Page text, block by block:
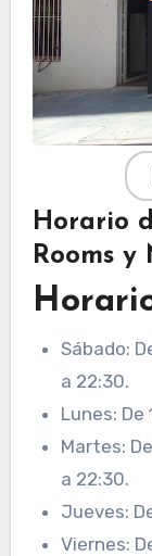
Horario
Rooms y
Sábado:
a 22:30.
Lunes: De
Martes:
a 22:30.
Jueves:
Viernes: